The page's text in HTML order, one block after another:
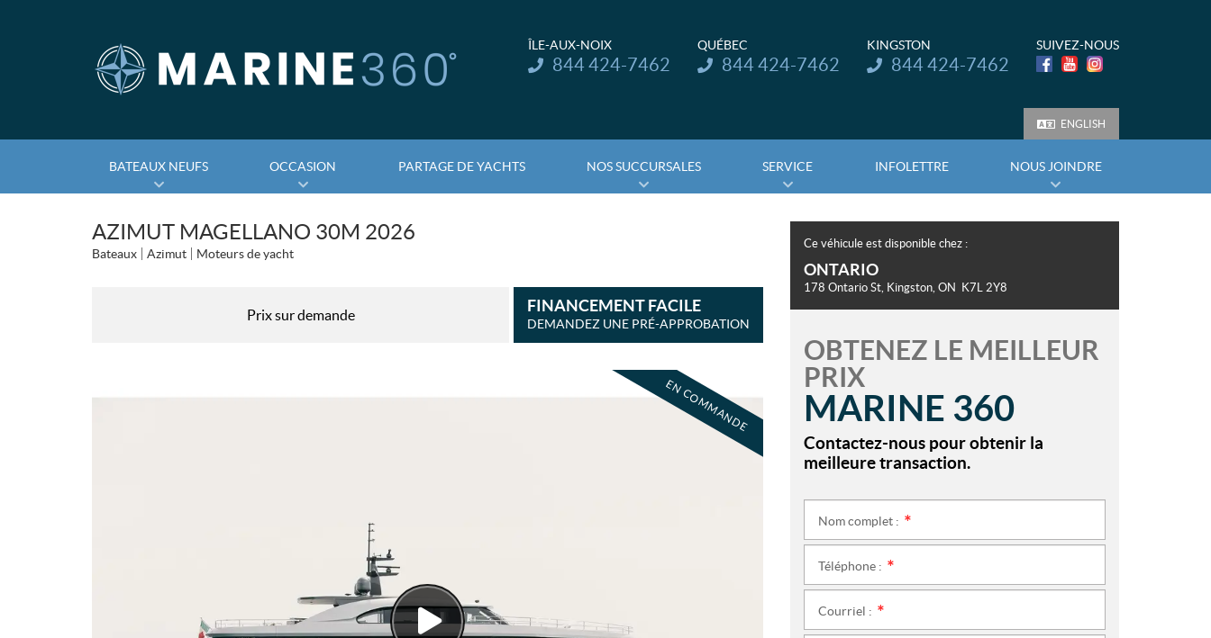
ÎLE-AUX-NOIX
Téléphone :
844 424-7462
QUÉBEC
Téléphone :
844 424-7462
KINGSTON
Téléphone :
844 424-7462
SUIVEZ-NOUS
ENGLISH
BATEAUX NEUFS OCCASION PARTAGE DE YACHTS NOS SUCCURSALES SERVICE INFOLETTRE NOUS JOINDRE
AZIMUT MAGELLANO 30M 2026
Bateaux Azimut Moteurs de yacht
Prix sur demande FINANCEMENT FACILE
DEMANDEZ UNE PRÉ-APPROBATION
Visionnez
EN COMMANDE
Ce véhicule est disponible chez :
ONTARIO
178 Ontario St, Kingston, ON K7L 2Y8
OBTENEZ LE MEILLEUR
PRIX
MARINE 360
Contactez-nous pour obtenir la
meilleure transaction.
Nom complet :
Téléphone :
Courriel :